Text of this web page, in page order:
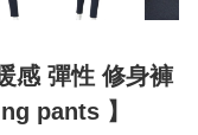
感 彈性 修身褲
pants 】